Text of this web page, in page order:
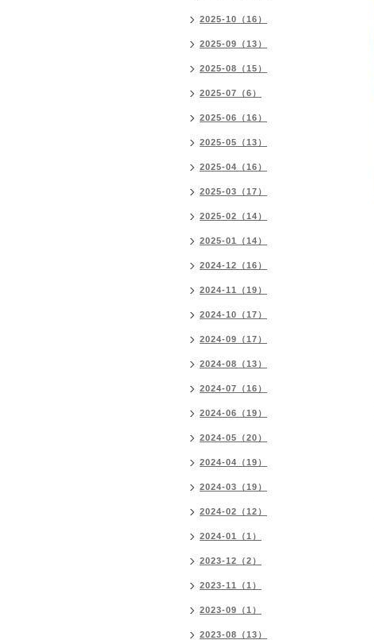
2025-10（16）
2025-09（13）
2025-08（15）
2025-07（6）
2025-06（16）
2025-05（13）
2025-04（16）
2025-03（17）
2025-02（14）
2025-01（14）
2024-12（16）
2024-11（19）
2024-10（17）
2024-09（17）
2024-08（13）
2024-07（16）
2024-06（19）
2024-05（20）
2024-04（19）
2024-03（19）
2024-02（12）
2024-01（1）
2023-12（2）
2023-11（1）
2023-09（1）
2023-08（13）